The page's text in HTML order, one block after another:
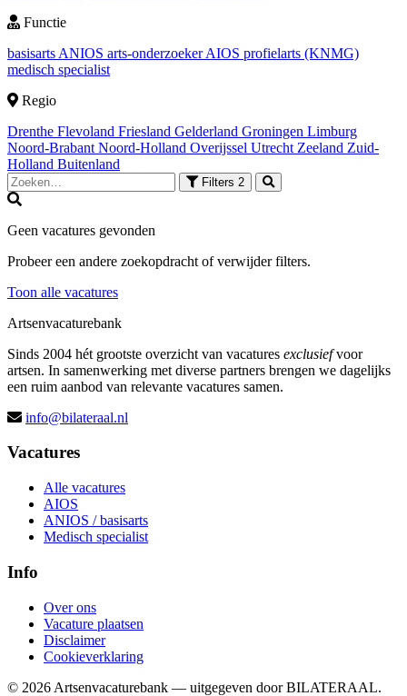
Functie
basisarts ANIOS arts-onderzoekerAIOS profielarts (KNMG)
medisch specialist
Regio
Drenthe Flevoland Friesland Gelderland Groningen Limburg
Noord-Brabant Noord-Holland Overijssel Utrecht Zeeland Zuid-
Holland Buitenland
Filters 2
Geen vacatures gevonden
Probeer een andere zoekopdracht of verwijder filters.
Toon alle vacatures
Artsenvacaturebank
Sinds 2004 hét grootste overzicht van vacatures exclusiefvoor
artsen. In samenwerking met diverse partners brengen we dagelijks
een ruim aanbod van relevante vacatures samen.
info@bilateraal.nl
Vacatures
Alle vacatures
AIOS
ANIOS / basisarts
Medisch specialist
Info
Over ons
Vacature plaatsen
Disclaimer
Cookieverklaring
© 2026 Artsenvacaturebank — uitgegeven door BILATERAAL.